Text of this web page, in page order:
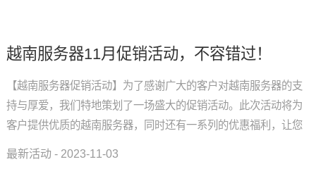
越南服务器11月促销活动，不容错过！
【越南服务器促销活动】为了感谢广大的客户对越南服务器的支
持与厚爱，我们特地策划了一场盛大的促销活动。此次活动将为
客户提供优质的越南服务器，同时还有一系列的优惠福利，让您
最新活动 - 2023-11-03